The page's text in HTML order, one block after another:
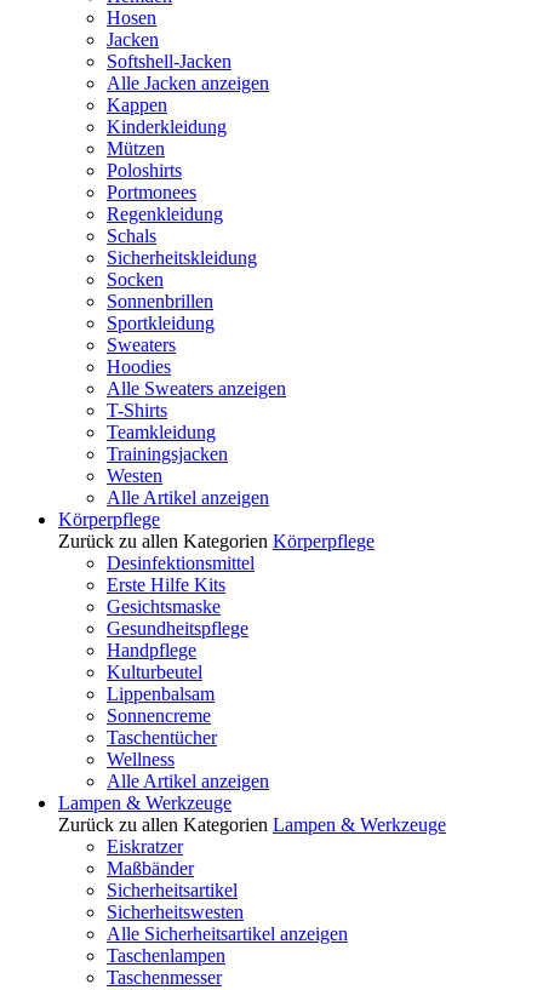
Hosen
Jacken
Softshell-Jacken
Alle Jacken anzeigen
Kappen
Kinderkleidung
Mützen
Poloshirts
Portmonees
Regenkleidung
Schals
Sicherheitskleidung
Socken
Sonnenbrillen
Sportkleidung
Sweaters
Hoodies
Alle Sweaters anzeigen
T-Shirts
Teamkleidung
Trainingsjacken
Westen
Alle Artikel anzeigen
Körperpflege
Zurück zu allen Kategorien Körperpflege
Desinfektionsmittel
Erste Hilfe Kits
Gesichtsmaske
Gesundheitspflege
Handpflege
Kulturbeutel
Lippenbalsam
Sonnencreme
Taschentücher
Wellness
Alle Artikel anzeigen
Lampen & Werkzeuge
Zurück zu allen Kategorien Lampen & Werkzeuge
Eiskratzer
Maßbänder
Sicherheitsartikel
Sicherheitswesten
Alle Sicherheitsartikel anzeigen
Taschenlampen
Taschenmesser